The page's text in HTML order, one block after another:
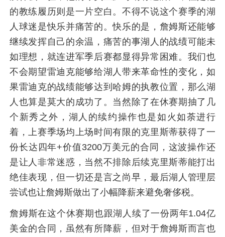
的教练履历则是一片空白。不得不说这个赛季的湖
人球迷是快乐并痛苦的。快乐的是，詹姆斯还能够
继续发挥自己的余温，痛苦的事湖人的战绩可能未
如理想，就连进军季后赛都显得异常困难。我们也
不会期望雷迪克能够给湖人带来革命性的变化，如
果雷迪克的战绩能够达到哈姆的执教位置，那么湖
人也算是莫大的成功了。当然除了在休赛期抽了几
个新秀之外，湖人的续约操作也是如火如荼进行
着，上赛季场均上场时间有限的克里斯蒂获得了一
份长达四年+价值3200万美元的合同，这波操作还
是让人非常迷惑，当然不排除后续克里斯蒂能打出
绝佳表现，但一切还是言之尚早，最后湖人管理层
尝试也让詹姆斯做出了小幅降薪来避免奢侈税。
詹姆斯在这个休赛期也跟湖人续了一份两年1.04亿
美金的合同，虽然有所降薪，但对于詹姆斯而言也